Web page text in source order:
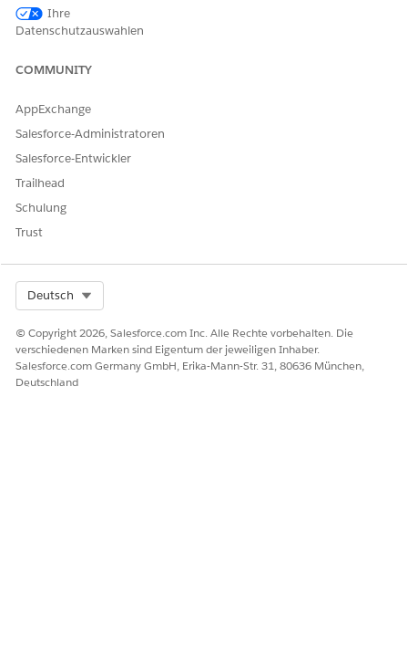
        </div>
    </div>
Markup, das Sie unter
Zwischenablage kopiert haben.
Webkomponente und
bereit.
KONNTEN SIE IHR PROBLEM MITHILFE DIESES ARTIKELS
Geben Sie uns Feedback, damit wir uns verbessern können.
Ja Nein
Ihre
Datenschutzauswahlen
COMMUNITY
AppExchange
Salesforce-Administratoren
Salesforce-Entwickler
Trailhead
Schulung
Trust
Deutsch
© Copyright 2026, Salesforce.com Inc. Alle Rechte vorbehalten. Die
verschiedenen Marken sind Eigentum der jeweiligen Inhaber.
Salesforce.com Germany GmbH, Erika-Mann-Str. 31, 80636 München,
Deutschland